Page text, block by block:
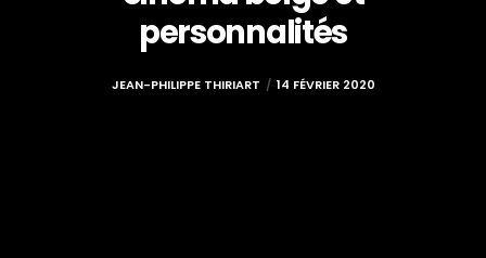
personnalités
JEAN-PHILIPPE THIRIART 14 FÉVRIER 2020